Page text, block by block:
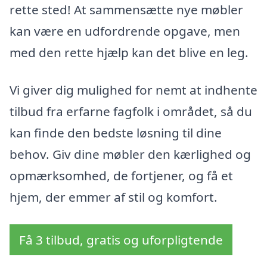
rette sted! At sammensætte nye møbler
kan være en udfordrende opgave, men
med den rette hjælp kan det blive en leg.
Vi giver dig mulighed for nemt at indhente
tilbud fra erfarne fagfolk i området, så du
kan finde den bedste løsning til dine
behov. Giv dine møbler den kærlighed og
opmærksomhed, de fortjener, og få et
hjem, der emmer af stil og komfort.
Få 3 tilbud, gratis og uforpligtende